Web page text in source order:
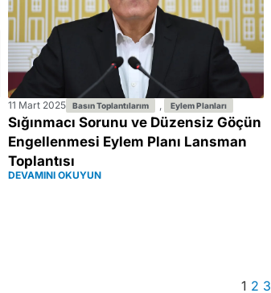
11 Mart 2025 Basın Toplantılarım Eylem Planları
Sığınmacı Sorunu ve Düzensiz Göçün
Engellenmesi Eylem Planı Lansman
Toplantısı
DEVAMINI OKUYUN
1 2 3